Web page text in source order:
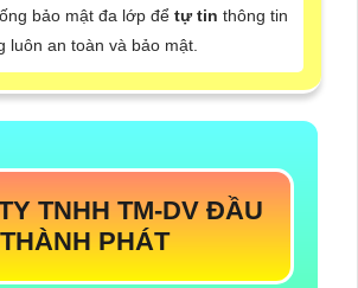
bảo mật đa lớp để tự tin thông tin
luôn an toàn và bảo mật.
TNHH TM-DV ĐẦU
PHÁT